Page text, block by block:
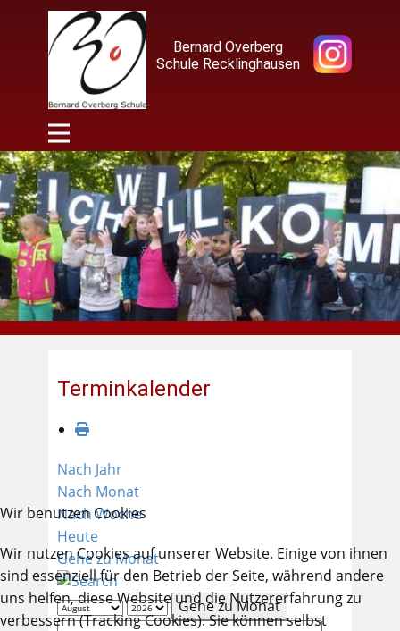
Bernard Overberg
Schule Recklinghausen
Terminkalender
Nach Jahr
Nach Monat
Nach Woche
Heute
Gehe zu Monat
Gehe zu Monat
Wir benutzen Cookies
Wir nutzen Cookies auf unserer Website. Einige von ihnen
sind essenziell für den Betrieb der Seite, während andere
uns helfen, diese Website und die Nutzererfahrung zu
verbessern (Tracking Cookies). Sie können selbst